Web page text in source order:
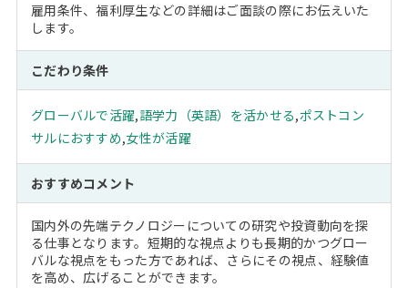
雇用条件、福利厚生などの詳細はご面談の際にお伝えいた
します。
こだわり条件
グローバルで活躍,語学力（英語）を活かせる,ポストコン
サルにおすすめ,女性が活躍
おすすめコメント
国内外の先端テクノロジーについての研究や投資動向を探
る仕事となります。短期的な視点よりも長期的かつグロー
バルな視点をもった方であれば、さらにその視点、経験値
を高め、広げることができます。